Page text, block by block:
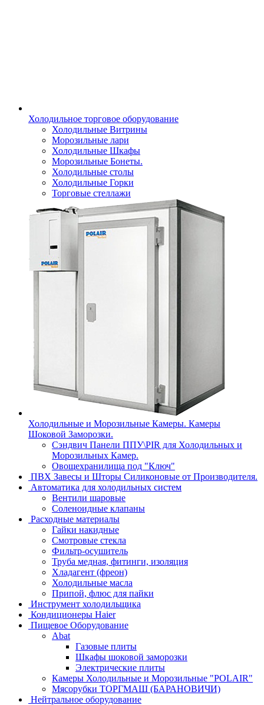
Холодильное торговое оборудование
Холодильные Витрины
Морозильные лари
Холодильные Шкафы
Морозильные Бонеты.
Холодильные столы
Холодильные Горки
Торговые стеллажи
Холодильные и Морозильные Камеры. Камеры
Шоковой Заморозки.
Сэндвич Панели ППУ\PIR для Холодильных и
Морозильных Камер.
Овощехранилища под "Ключ"
ПВХ Завесы и Шторы Силиконовые от Производителя.
Автоматика для холодильных систем
Вентили шаровые
Соленоидные клапаны
Расходные материалы
Гайки накидные
Смотровые стекла
Фильтр-осушитель
Труба медная, фитинги, изоляция
Хладагент (фреон)
Холодильные масла
Припой, флюс для пайки
Инструмент холодильщика
Кондиционеры Haier
Пищевое Оборудование
Abat
Газовые плиты
Шкафы шоковой заморозки
Электрические плиты
Камеры Холодильные и Морозильные "POLAIR"
Мясорубки ТОРГМАШ (БАРАНОВИЧИ)
Нейтральное оборудование